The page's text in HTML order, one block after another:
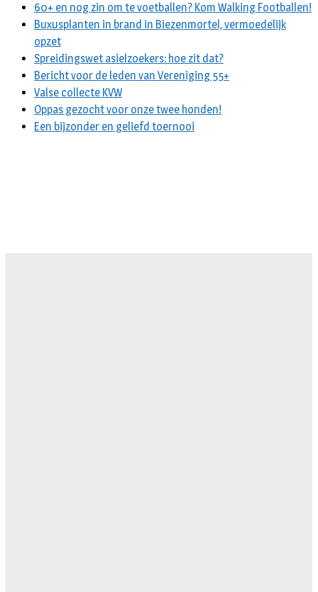
60+ en nog zin om te voetballen? Kom Walking Footballen!
Buxusplanten in brand in Biezenmortel, vermoedelijk
opzet
Spreidingswet asielzoekers: hoe zit dat?
Bericht voor de leden van Vereniging 55+
Valse collecte KVW
Oppas gezocht voor onze twee honden!
Een bijzonder en geliefd toernooi